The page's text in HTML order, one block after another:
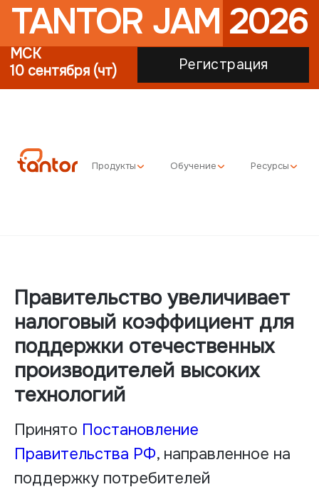
Регистрация
TANTOR JAM 2026
10 сентября (чт)
Продукты Обучение Ресурсы
Правительство увеличивает
налоговый коэффициент для
поддержки отечественных
производителей высоких
технологий
Принято Постановление
Правительства РФ, направленное на
поддержку потребителей